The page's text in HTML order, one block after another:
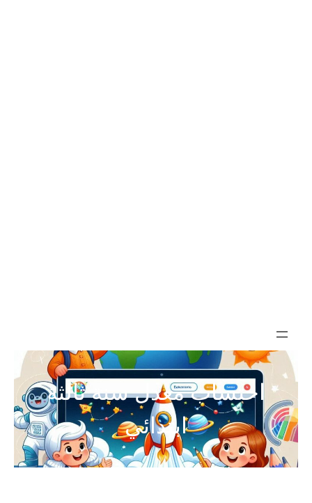
تخطى
المحتوى
احتساب معدل سنة ثالثة
ابتدائي